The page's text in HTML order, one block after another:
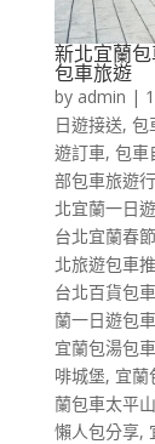
新北宜蘭
包車旅遊
by admin |
日遊接送, 包
遊訂車, 包車
部包車旅遊
北宜蘭一日遊
台北宜蘭春
北旅遊包車
台北百貨包
蘭一日遊包車
宜蘭包湯包車
啡城堡, 宜蘭
蘭包車太平山
懶人包分享,